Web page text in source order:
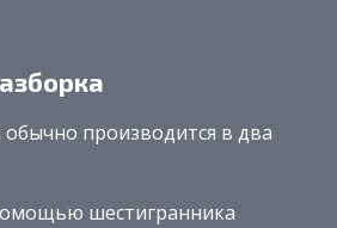
обычно производится в два
шестигранника